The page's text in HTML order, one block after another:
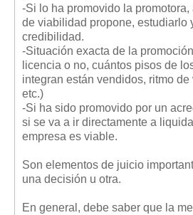
-Si lo ha promovido la promotora,
de viabilidad propone, estudiarlo
credibilidad.
-Situación exacta de la
licencia o no, cuántos pisos de
integran están vendidos, ritmo de
etc.)
-Si ha sido promovido por un
si se va a ir directamente a
empresa es viable.
Son elementos de juicio
una decisión u otra.
En general, debe saber que la